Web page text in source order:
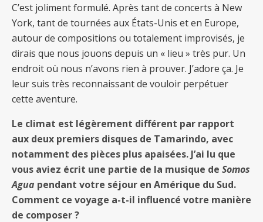
C’est joliment formulé. Après tant de concerts à New
York, tant de tournées aux États-Unis et en Europe,
autour de compositions ou totalement improvisés, je
dirais que nous jouons depuis un « lieu » très pur. Un
endroit où nous n’avons rien à prouver. J’adore ça. Je
leur suis très reconnaissant de vouloir perpétuer
cette aventure.
Le climat est légèrement différent par rapport
aux deux premiers disques de Tamarindo, avec
notamment des pièces plus apaisées. J’ai lu que
vous aviez écrit une partie de la musique de Somos
Agua pendant votre séjour en Amérique du Sud.
Comment ce voyage a-t-il influencé votre manière
de composer ?